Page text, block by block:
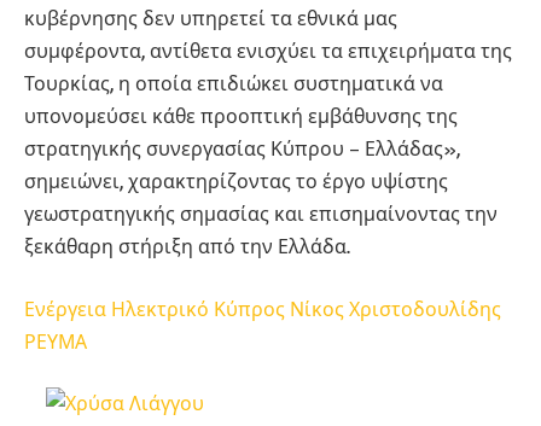
κυβέρνησης δεν υπηρετεί τα εθνικά μας
συμφέροντα, αντίθετα ενισχύει τα επιχειρήματα της
Τουρκίας, η οποία επιδιώκει συστηματικά να
υπονομεύσει κάθε προοπτική εμβάθυνσης της
στρατηγικής συνεργασίας Κύπρου – Ελλάδας»,
σημειώνει, χαρακτηρίζοντας το έργο υψίστης
γεωστρατηγικής σημασίας και επισημαίνοντας την
ξεκάθαρη στήριξη από την Ελλάδα.
Ενέργεια Ηλεκτρικό Κύπρος Νίκος Χριστοδουλίδης
ΡΕΥΜΑ